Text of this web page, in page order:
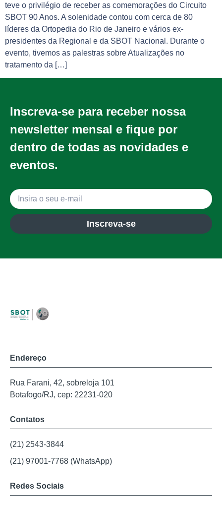
teve o privilégio de receber as comemorações do Circuito
SBOT 90 Anos. A solenidade contou com cerca de 80
líderes da Ortopedia do Rio de Janeiro e vários ex-
presidentes da Regional e da SBOT Nacional. Durante o
evento, tivemos as palestras sobre Atualizações no
tratamento da […]
Inscreva-se para receber nossa
newsletter mensal e fique por
dentro de todas as novidades e
eventos.
Inscreva-se
Endereço
Rua Farani, 42, sobreloja 101
Botafogo/RJ, cep: 22231-020
Contatos
(21) 2543-3844
(21) 97001-7768 (WhatsApp)
Redes Sociais